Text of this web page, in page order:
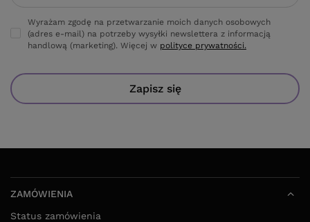
Wyrażam zgodę na przetwarzanie moich danych osobowych
(adres e-mail) na potrzeby wysyłki newslettera z informacją
handlową (marketing). Więcej w polityce prywatności.
Zapisz się
ZAMÓWIENIA
Status zamówienia